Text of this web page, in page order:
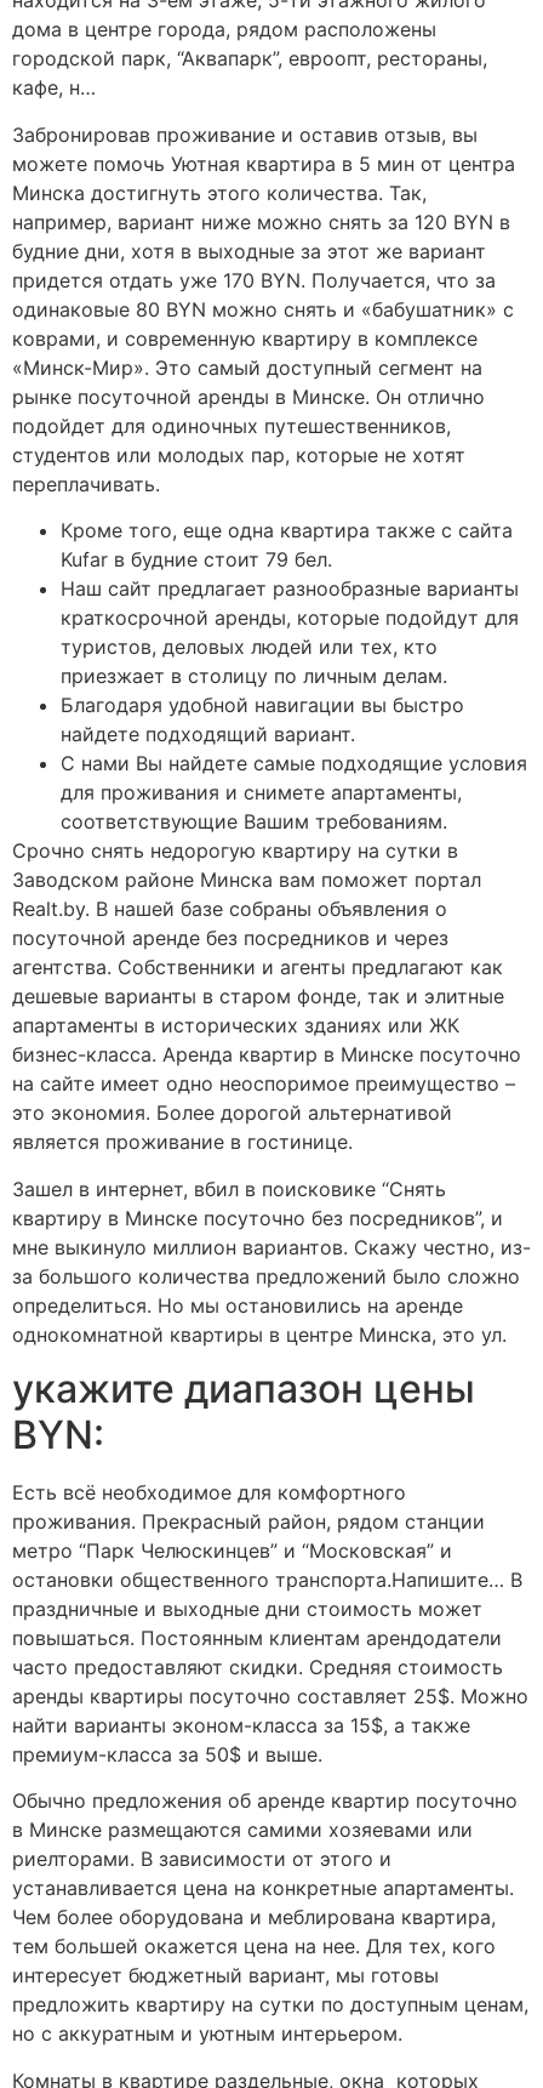
дома в центре города, рядом расположены
городской парк, “Аквапарк”, евроопт, рестораны,
кафе, н…
Забронировав проживание и оставив отзыв, вы
можете помочь Уютная квартира в 5 мин от центра
Минска достигнуть этого количества. Так,
например, вариант ниже можно снять за 120 BYN в
будние дни, хотя в выходные за этот же вариант
придется отдать уже 170 BYN. Получается, что за
одинаковые 80 BYN можно снять и «бабушатник» с
коврами, и современную квартиру в комплексе
«Минск-Мир». Это самый доступный сегмент на
рынке посуточной аренды в Минске. Он отлично
подойдет для одиночных путешественников,
студентов или молодых пар, которые не хотят
переплачивать.
Кроме того, еще одна квартира также с сайта
Kufar в будние стоит 79 бел.
Наш сайт предлагает разнообразные варианты
краткосрочной аренды, которые подойдут для
туристов, деловых людей или тех, кто
приезжает в столицу по личным делам.
Благодаря удобной навигации вы быстро
найдете подходящий вариант.
С нами Вы найдете самые подходящие условия
для проживания и снимете апартаменты,
соответствующие Вашим требованиям.
Срочно снять недорогую квартиру на сутки в
Заводском районе Минска вам поможет портал
Realt.by. В нашей базе собраны объявления о
посуточной аренде без посредников и через
агентства. Собственники и агенты предлагают как
дешевые варианты в старом фонде, так и элитные
апартаменты в исторических зданиях или ЖК
бизнес-класса. Аренда квартир в Минске посуточно
на сайте имеет одно неоспоримое преимущество –
это экономия. Более дорогой альтернативой
является проживание в гостинице.
Зашел в интернет, вбил в поисковике “Снять
квартиру в Минске посуточно без посредников”, и
мне выкинуло миллион вариантов. Скажу честно, из-
за большого количества предложений было сложно
определиться. Но мы остановились на аренде
однокомнатной квартиры в центре Минска, это ул.
укажите диапазон цены
BYN:
Есть всё необходимое для комфортного
проживания. Прекрасный район, рядом станции
метро “Парк Челюскинцев” и “Московская” и
остановки общественного транспорта.Напишите… В
праздничные и выходные дни стоимость может
повышаться. Постоянным клиентам арендодатели
часто предоставляют скидки. Средняя стоимость
аренды квартиры посуточно составляет 25$. Можно
найти варианты эконом-класса за 15$, а также
премиум-класса за 50$ и выше.
Обычно предложения об аренде квартир посуточно
в Минске размещаются самими хозяевами или
риелторами. В зависимости от этого и
устанавливается цена на конкретные апартаменты.
Чем более оборудована и меблирована квартира,
тем большей окажется цена на нее. Для тех, кого
интересует бюджетный вариант, мы готовы
предложить квартиру на сутки по доступным ценам,
но с аккуратным и уютным интерьером.
Комнаты в квартире раздельные, окна которых